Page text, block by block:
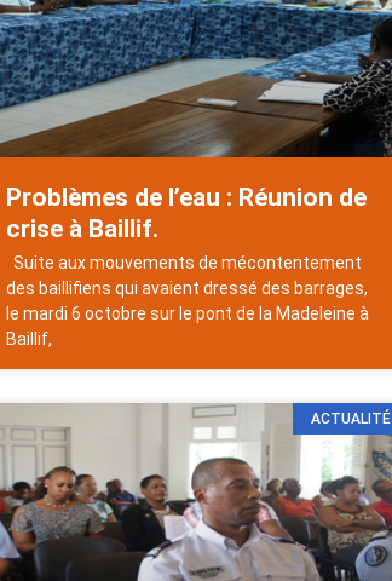
Problèmes de l’eau : Réunion de
crise à Baillif.
Suite aux mouvements de mécontentement
des baillifiens qui avaient dressé des barrages,
le mardi 6 octobre sur le pont de la Madeleine à
Baillif,
ACTUALITÉ